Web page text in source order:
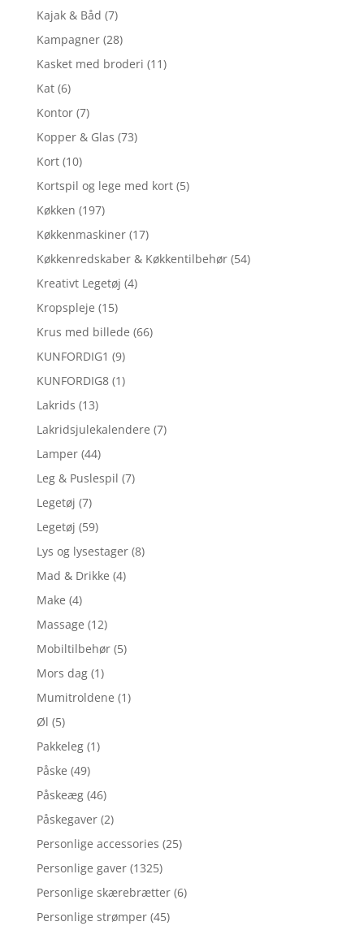
Kajak & Båd (7)
Kampagner (28)
Kasket med broderi (11)
Kat (6)
Kontor (7)
Kopper & Glas (73)
Kort (10)
Kortspil og lege med kort (5)
Køkken (197)
Køkkenmaskiner (17)
Køkkenredskaber & Køkkentilbehør (54)
Kreativt Legetøj (4)
Kropspleje (15)
Krus med billede (66)
KUNFORDIG1 (9)
KUNFORDIG8 (1)
Lakrids (13)
Lakridsjulekalendere (7)
Lamper (44)
Leg & Puslespil (7)
Legetøj (7)
Legetøj (59)
Lys og lysestager (8)
Mad & Drikke (4)
Make (4)
Massage (12)
Mobiltilbehør (5)
Mors dag (1)
Mumitroldene (1)
Øl (5)
Pakkeleg (1)
Påske (49)
Påskeæg (46)
Påskegaver (2)
Personlige accessories (25)
Personlige gaver (1325)
Personlige skærebrætter (6)
Personlige strømper (45)